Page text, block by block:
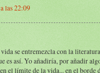
las 22:09
se entremezcla con la
es así. Yo añadiría, por añadir
el límite de la vida... en el borde